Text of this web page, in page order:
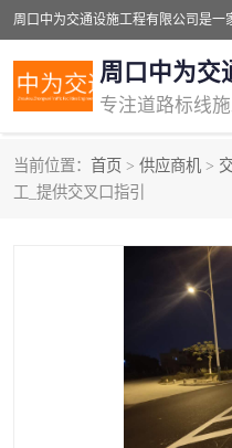
周口中为交
当前位置： 首页 > 供应商机 >
工_提供交叉口指引
交通道路标线
道路标线划线